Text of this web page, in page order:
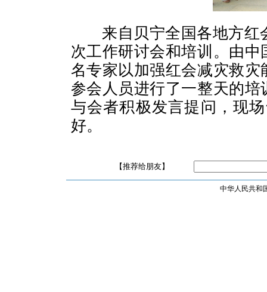
来自贝宁全国各地方
次工作研讨会和培训。由
名专家以加强红会减灾救
参会人员进行了一整天的
与会者积极发言提问，现
好。
【推荐给朋友】
中华人民共和